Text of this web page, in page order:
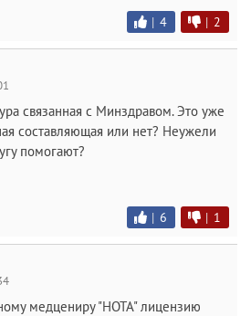
| 4 | 2
связанная с Минздравом. Это уже
составляющая или нет? Неужели
помогают?
| 6 | 1
медцениру "НОТА" лицензию